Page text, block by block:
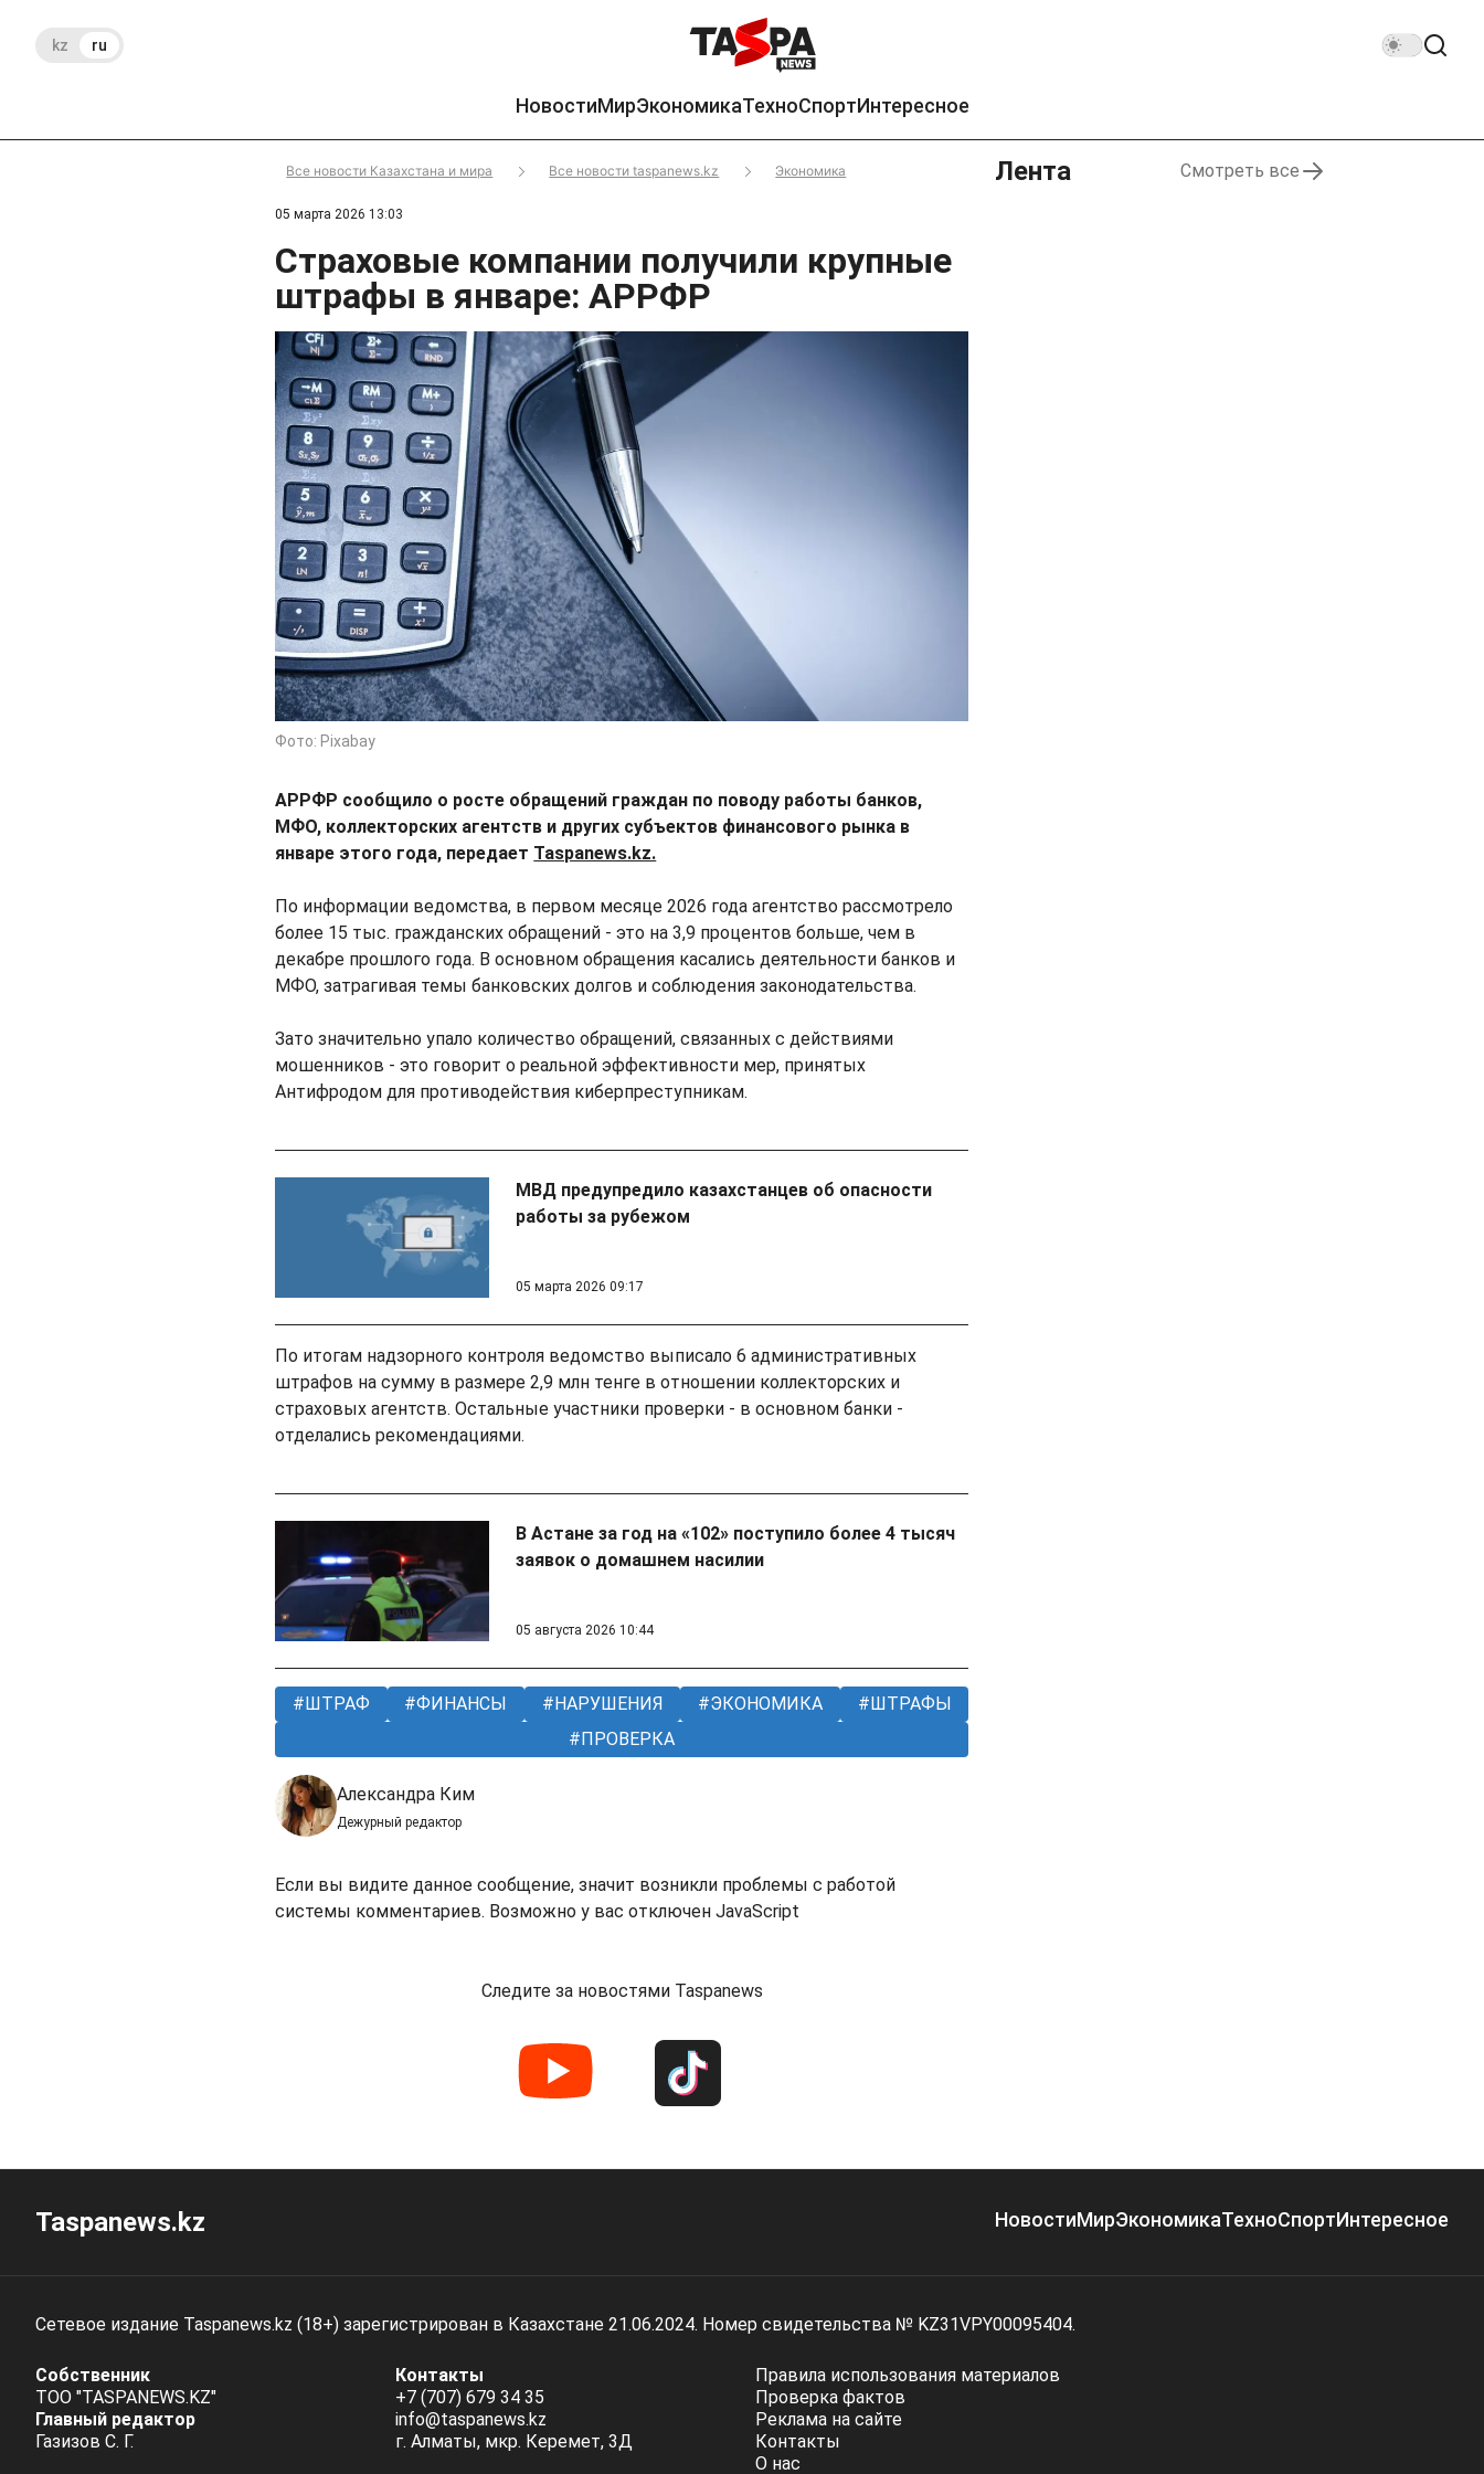
kz ru
НовостиМирЭкономикаТехноСпортИнтересное
Все новости Казахстана и мира Все новости taspanews.kz Экономика
05 марта 2026 13:03
Страховые компании получили крупные
штрафы в январе: АРРФР
Фото: Pixabay
АРРФР сообщило о росте обращений граждан по поводу работы банков,
МФО, коллекторских агентств и других субъектов финансового рынка в
январе этого года, передает Taspanews.kz.
По информации ведомства, в первом месяце 2026 года агентство рассмотрело
более 15 тыс. гражданских обращений - это на 3,9 процентов больше, чем в
декабре прошлого года. В основном обращения касались деятельности банков и
МФО, затрагивая темы банковских долгов и соблюдения законодательства.
Зато значительно упало количество обращений, связанных с действиями
мошенников - это говорит о реальной эффективности мер, принятых
Антифродом для противодействия киберпреступникам.
МВД предупредило казахстанцев об опасности
работы за рубежом
05 марта 2026 09:17
По итогам надзорного контроля ведомство выписало 6 административных
штрафов на сумму в размере 2,9 млн тенге в отношении коллекторских и
страховых агентств. Остальные участники проверки - в основном банки -
отделались рекомендациями.
В Астане за год на «102» поступило более 4 тысяч
заявок о домашнем насилии
05 августа 2026 10:44
ШТРАФ ФИНАНСЫ НАРУШЕНИЯ ЭКОНОМИКА
ШТРАФЫ
ПРОВЕРКА
Александра Ким
Дежурный редактор
Если вы видите данное сообщение, значит возникли проблемы с работой
системы комментариев. Возможно у вас отключен JavaScript
Следите за новостями Taspanews
Лента Смотреть все
Taspanews.kz НовостиМирЭкономикаТехноСпортИнтересное
Сетевое издание Taspanews.kz (18+) зарегистрирован в Казахстане 21.06.2024. Номер свидетельства № KZ31VPY00095404.
Собственник
ТОО "TASPANEWS.KZ"
Главный редактор
Газизов С. Г.
Контакты
+7 (707) 679 34 35
info@taspanews.kz
г. Алматы, мкр. Керемет, 3Д
Правила использования материалов
Проверка фактов
Реклама на сайте
Контакты
О нас